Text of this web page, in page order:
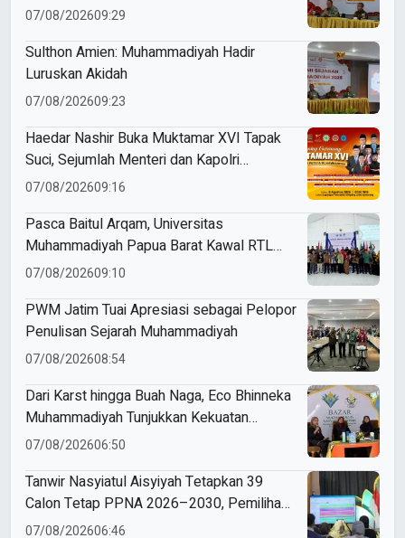
07/08/202609:29
Sulthon Amien: Muhammadiyah Hadir
Luruskan Akidah
07/08/202609:23
Haedar Nashir Buka Muktamar XVI Tapak
Suci, Sejumlah Menteri dan Kapolri
Dijadwalkan Hadir
07/08/202609:16
Pasca Baitul Arqam, Universitas
Muhammadiyah Papua Barat Kawal RTL
Peserta Selama Enam Bulan
07/08/202609:10
PWM Jatim Tuai Apresiasi sebagai Pelopor
Penulisan Sejarah Muhammadiyah
07/08/202608:54
Dari Karst hingga Buah Naga, Eco Bhinneka
Muhammadiyah Tunjukkan Kekuatan
Potensi Lokal di Muktamar Nasyiatul
07/08/202606:50
Tanwir Nasyiatul Aisyiyah Tetapkan 39
Calon Tetap PPNA 2026–2030, Pemilihan
Gunakan Sistem E-Voting
07/08/202606:46